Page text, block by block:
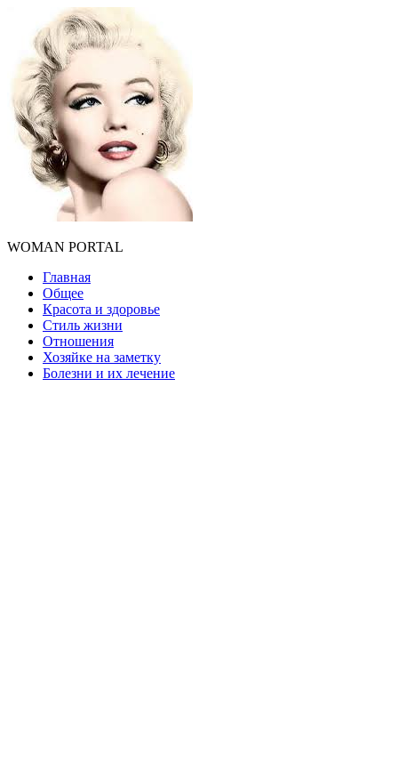
WOMAN PORTAL
Главная
Общее
Красота и здоровье
Стиль жизни
Отношения
Хозяйке на заметку
Болезни и их лечение